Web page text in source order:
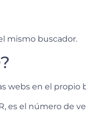
mismo buscador.
webs en el propio
es el número de